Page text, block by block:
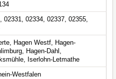
02331, 02334, 02337, 02355,
Hagen Westf, Hagen-
Hagen-Dahl,
Iserlohn-Letmathe
Westfalen